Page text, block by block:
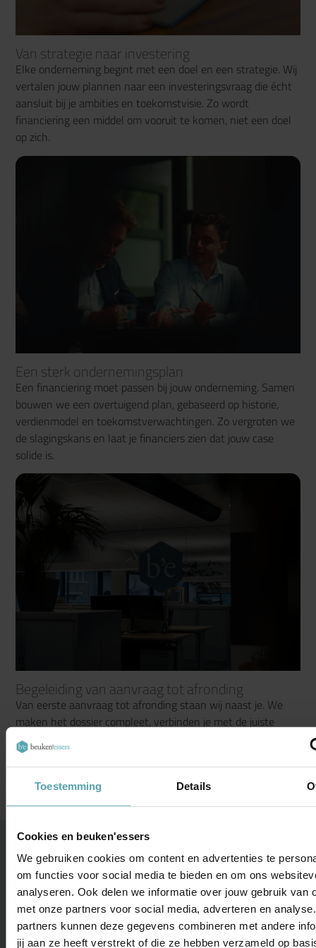
Toestemming Details
Cookies en beuken'essers
We gebruiken cookies om content en advertenties te
om functies voor social media te bieden en om ons
analyseren. Ook delen we informatie over jouw gebruik van
met onze partners voor social media, adverteren en
partners kunnen deze gegevens combineren met andere
jij aan ze heeft verstrekt of die ze hebben verzameld op
Van strategie naar investering
Elke onderneming begint met een doel en een strategie. Wij
vertalen jouw plannen naar een investeringsvraag die écht
aansluit bij je ambities en toekomstvisie. Zo wordt
financiering een middel om vooruit te komen, niet een doel
op zich.
Een sterk ondernemingsplan
Een financiering moet passen bij jouw onderneming. Samen
bouwen we een overtuigend plan, gebaseerd op historie,
verdienmodel en toekomstverwachtingen. Zo vergroten we
de slagingskans en laat je financiers zien dat jouw case
solide is.
Begeleiding van aanvraag tot afronding
Van eerste aanvraag tot afronding staan wij naast je. We
maken het dossier compleet, verbinden je met de juiste
financiers en helpen jouw verhaal overtuigend te
presenteren. Jij focust op ondernemen, wij zorgen dat de
financiering rondkomt.